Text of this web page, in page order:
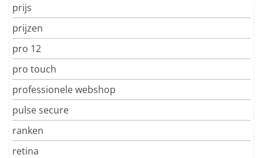
prijs
prijzen
pro 12
pro touch
professionele webshop
pulse secure
ranken
retina